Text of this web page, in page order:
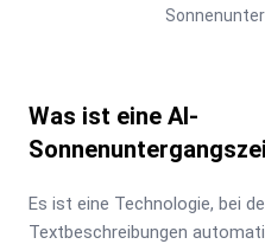
Was ist eine AI-
Es ist eine Technologie, bei
Textbeschreibungen